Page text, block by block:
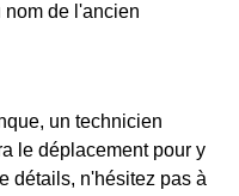
nom de l'ancien
un technicien
le déplacement pour y
détails, n'hésitez pas à